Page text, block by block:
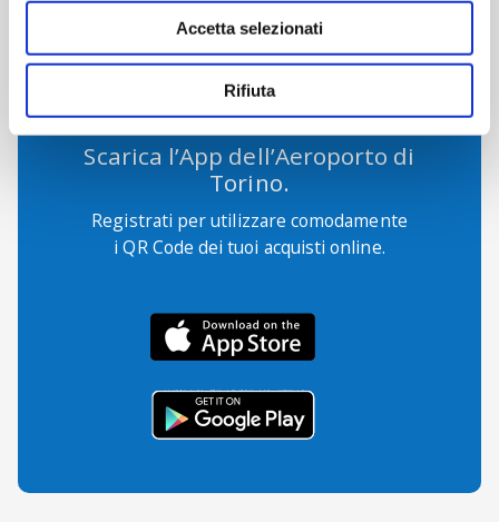
Accetta selezionati
Rifiuta
Scarica l’App dell’Aeroporto di
Torino.
Registrati per utilizzare comodamente
i QR Code dei tuoi acquisti online.